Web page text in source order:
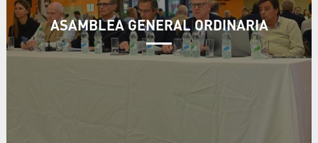
ASAMBLEA GENERAL ORDINARIA